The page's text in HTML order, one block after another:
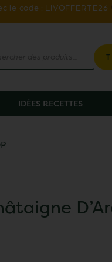
le code : LIVOFFERTE26
IDÉES RECETTES